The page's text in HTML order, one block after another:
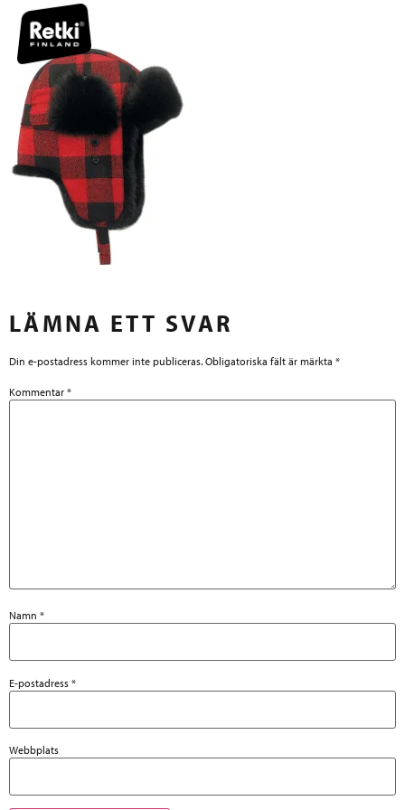
LÄMNA ETT SVAR
Din e-postadress kommer inte publiceras. Obligatoriska fält är märkta *
Kommentar *
Namn *
E-postadress *
Webbplats